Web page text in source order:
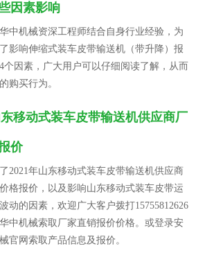
因素影响
中机械资深工程师结合自身行业经验，为
影响伸缩式装车皮带输送机（带升降）报
个因素，广大用户可以仔细阅读了解，从而
购买行为。
移动式装车皮带输送机供应商厂
价
2021年山东移动式装车皮带输送机供应商
格报价，以及影响山东移动式装车皮带运
动的因素，欢迎广大客户拨打15755812626
中机械索取厂家直销报价价格。或登录安
官网索取产品信息及报价。